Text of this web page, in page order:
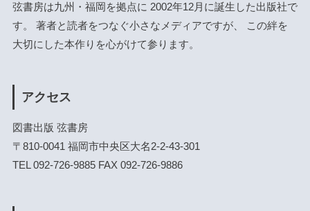
弦書房は九州・福岡を拠点に 2002年12月に誕生した出版社で
す。 著者と読者をつなぐ小さなメディアですが、 この絆を
大切にした本作りを心がけて参ります。
アクセス
図書出版 弦書房
〒810-0041 福岡市中央区大名2-2-43-301
TEL 092-726-9885 FAX 092-726-9886